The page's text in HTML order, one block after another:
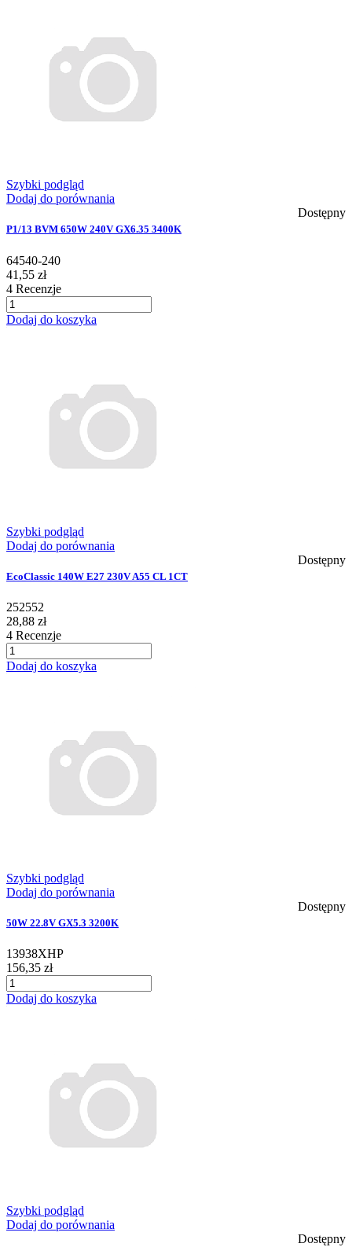
Szybki podgląd
Dodaj do porównania
Dostępny
P1/13 BVM 650W 240V GX6.35 3400K
64540-240
41,55 zł
4 Recenzje
Dodaj do koszyka
Szybki podgląd
Dodaj do porównania
Dostępny
EcoClassic 140W E27 230V A55 CL 1CT
252552
28,88 zł
4 Recenzje
Dodaj do koszyka
Szybki podgląd
Dodaj do porównania
Dostępny
50W 22.8V GX5.3 3200K
13938XHP
156,35 zł
Dodaj do koszyka
Szybki podgląd
Dodaj do porównania
Dostępny